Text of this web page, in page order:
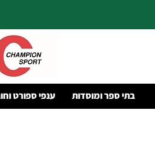
בתי ספר ומוסדות ענפי ספורט